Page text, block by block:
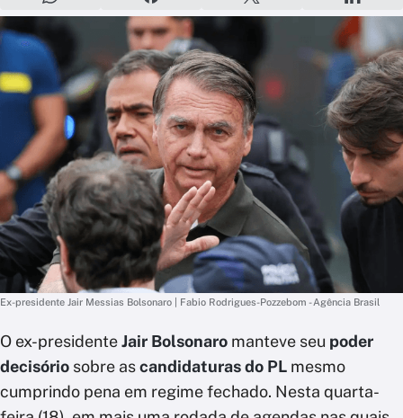
Ex-presidente Jair Messias Bolsonaro | Fabio Rodrigues-Pozzebom - Agência Brasil
O ex-presidenteJair Bolsonaro manteve seu poder
decisório sobre ascandidaturas do PL mesmo
cumprindo pena em regime fechado. Nesta quarta-